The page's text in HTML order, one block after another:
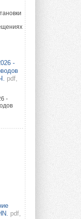
-
pdf,
-
pdf,